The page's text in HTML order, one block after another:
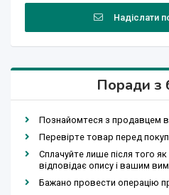
Надіслати
Поради з
Познайомтеся з продавцем в
Перевірте товар перед
Сплачуйте лише після того
відповідає опису і вашим
Бажано провести операцію